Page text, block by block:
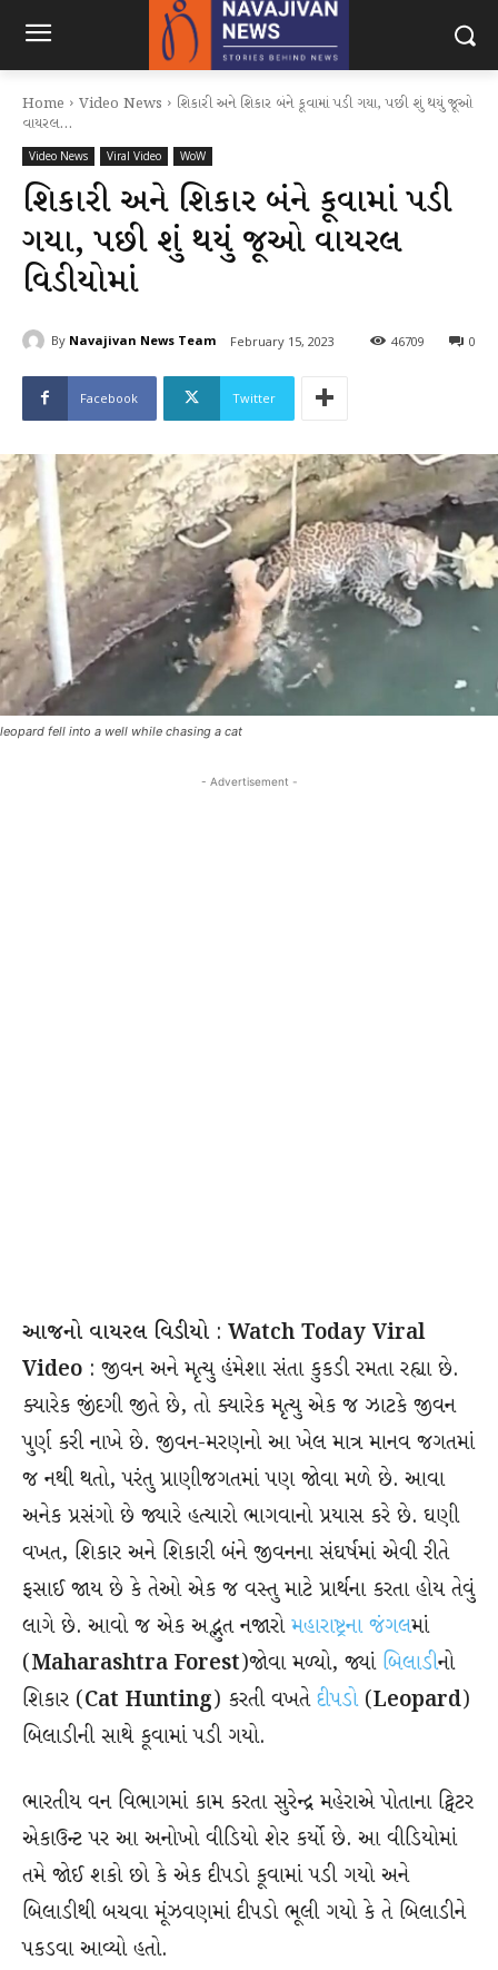
Home Video News
શિકારી અને શિકાર બંને કૂવામાં પડી ગયા, પછી શું થયું જૂઓ
વાયરલ...
Video News Viral Video WoW
શિકારી અને શિકાર બંને કૂવામાં પડી
ગયા, પછી શું થયું જૂઓ વાયરલ
વિડીયોમાં
By Navajivan News Team February 15, 2023 0
46709
Facebook Twitter
leopard fell into a well while chasing a cat
- Advertisement -
આજનો વાયરલ વિડીયો : Watch Today Viral
Video : જીવન અને મૃત્યુ હંમેશા સંતા કુકડી રમતા રહ્યા છે.
ક્યારેક જીંદગી જીતે છે, તો ક્યારેક મૃત્યુ એક જ ઝાટકે જીવન
પુર્ણ કરી નાખે છે. જીવન-મરણનો આ ખેલ માત્ર માનવ જગતમાં
જ નથી થતો, પરંતુ પ્રાણીજગતમાં પણ જોવા મળે છે. આવા
અનેક પ્રસંગો છે જ્યારે હત્યારો ભાગવાનો પ્રયાસ કરે છે. ઘણી
વખત, શિકાર અને શિકારી બંને જીવનના સંઘર્ષમાં એવી રીતે
ફસાઈ જાય છે કે તેઓ એક જ વસ્તુ માટે પ્રાર્થના કરતા હોય તેવું
લાગે છે. આવો જ એક અદ્ભુત નજારોમહારાષ્ટ્રના જંગલમાં
(Maharashtra Forest)જોવા મળ્યો, જ્યાં બિલાડીનો
શિકાર (Cat Hunting) કરતી વખતેદીપડો (Leopard)
બિલાડીની સાથે કૂવામાં પડી ગયો.
ભારતીય વન વિભાગમાં કામ કરતા સુરેન્દ્ર મહેરાએ પોતાના ટ્વિટર
એકાઉન્ટ પર આ અનોખો વીડિયો શેર કર્યો છે. આ વીડિયોમાં
તમે જોઈ શકો છો કે એક દીપડો કૂવામાં પડી ગયો અને
બિલાડીથી બચવા મૂંઝવણમાં દીપડો ભૂલી ગયો કે તે બિલાડીને
પકડવા આવ્યો હતો.